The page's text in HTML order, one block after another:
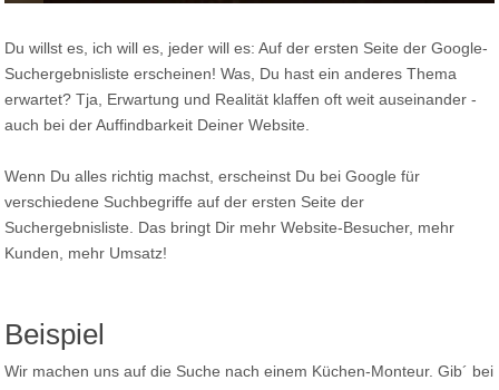
Du willst es, ich will es, jeder will es: Auf der ersten Seite der Google-
Suchergebnisliste erscheinen! Was, Du hast ein anderes Thema
erwartet? Tja, Erwartung und Realität klaffen oft weit auseinander -
auch bei der Auffindbarkeit Deiner Website.
Wenn Du alles richtig machst, erscheinst Du bei Google für
verschiedene Suchbegriffe auf der ersten Seite der
Suchergebnisliste. Das bringt Dir mehr Website-Besucher, mehr
Kunden, mehr Umsatz!
Beispiel
Wir machen uns auf die Suche nach einem Küchen-Monteur. Gib´ bei